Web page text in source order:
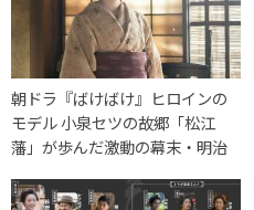
朝ドラ『ばけばけ』ヒロインの
モデル 小泉セツの故郷「松江
藩」が歩んだ激動の幕末・明治